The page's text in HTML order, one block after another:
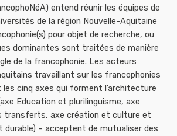
entend réunir les équipes de
de la région Nouvelle-Aquitaine
pour objet de recherche, ou
dominantes sont traitées de manière
de la francophonie. Les acteurs
travaillant sur les francophonies
les cinq axes qui forment l’architecture
Education et plurilinguisme, axe
transferts, axe création et culture et
durable) – acceptent de mutualiser des